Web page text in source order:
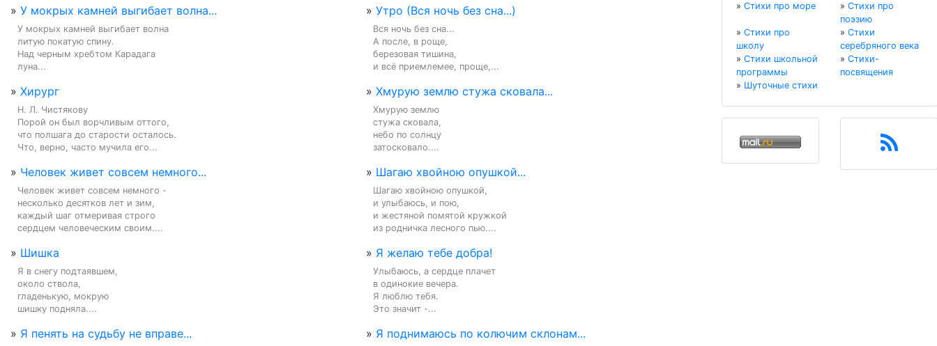
» У мокрых камней выгибает волна...
У мокрых камней выгибает волна
литую покатую спину.
Над черным хребтом Карадага
луна...
» Утро (Вся ночь без сна...)
Вся ночь без сна...
А после, в роще,
березовая тишина,
и всё приемлемее, проще,...
» Хирург
Н. Л. Чистякову
Порой он был ворчливым оттого,
что полшага до старости осталось.
Что, верно, часто мучила его...
» Хмурую землю стужа сковала...
Хмурую землю
стужа сковала,
небо по солнцу
затосковало....
» Человек живет совсем немного...
Человек живет совсем немного -
несколько десятков лет и зим,
каждый шаг отмеривая строго
сердцем человеческим своим....
» Шагаю хвойною опушкой...
Шагаю хвойною опушкой,
и улыбаюсь, и пою,
и жестяной помятой кружкой
из родничка лесного пью....
» Шишка
Я в снегу подтаявшем,
около ствола,
гладенькую, мокрую
шишку подняла....
» Я желаю тебе добра!
Улыбаюсь, а сердце плачет
в одинокие вечера.
Я люблю тебя.
Это значит -...
» Я пенять на судьбу не вправе... » Я поднимаюсь по колючим склонам...
» Стихи про море » Стихи про
поэзию
» Стихи про
школу
» Стихи
серебряного века
» Стихи школьной
программы
» Стихи-
посвящения
» Шуточные стихи